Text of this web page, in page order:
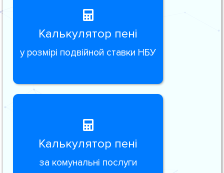
Калькулятор пені
у розмірі подвійной ставки НБУ
Калькулятор пені
за комунальні послуги